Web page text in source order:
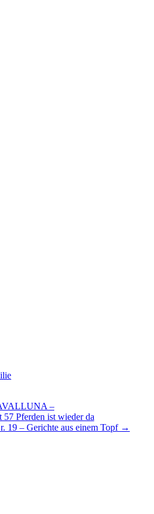
–
Pferden ist wieder da
19 – Gerichte aus einem Topf →